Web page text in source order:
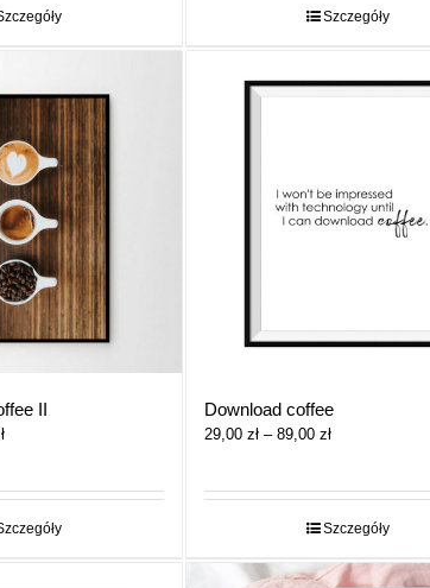
do
do
Szczegóły
II
Zakres
29,00 zł
do
Download coffee
29,00 zł – 89,00 złZakres
29,00 zł
do
Szczegóły